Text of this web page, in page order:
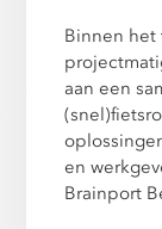
Binnen
aan een
en
Brainport